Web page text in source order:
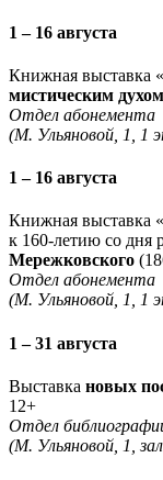
1 – 16 августа
Книжная выставка «
мистическим духом
Отдел абонемента
(М. Ульяновой, 1, 1
1 – 16 августа
Книжная выставка «
к 160-летию со дня
Мережковского
Отдел абонемента
(М. Ульяновой, 1, 1
1 – 31 августа
Выставка новых
12+
Отдел
(М. Ульяновой, 1,